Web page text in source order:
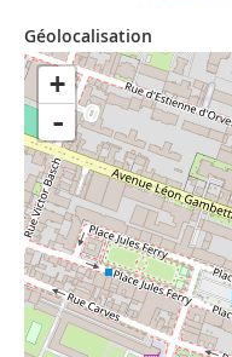
Géolocalisation
+
-